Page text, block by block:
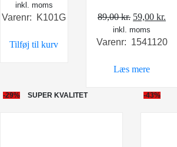
oprindelige
pris
29,95 kr..
aktuelle
pris
25,00 kr..
inkl. moms
Varenr: K101G
Tilføj til kurv
89,00kr. Den
oprindelige
pris
89,00 kr..
59,00 kr.
pris
inkl. moms
Varenr: 1541120
Læs mere
-29% SUPER KVALITET -43%